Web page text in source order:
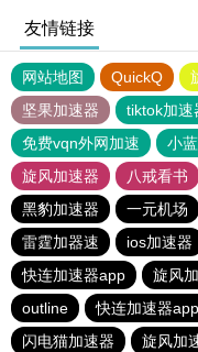
友情链接
网站地图 QuickQ
坚果加速器
tiktok加速
免费vqn外网加速
小
旋风加速器
八戒看书
黑豹加速器
一元机场
雷霆加器速
ios加速器
快连加速器app
旋风
outline
快连加速器app
闪电猫加速器
旋风加